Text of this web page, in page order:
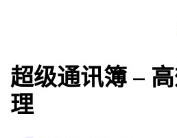
超级通讯簿 –
理